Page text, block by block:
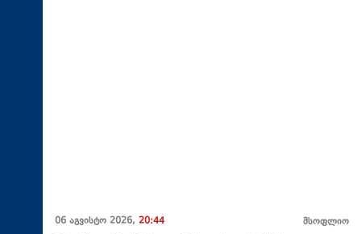
06 აგვისტო 2026, 20:44 მსოფლიო